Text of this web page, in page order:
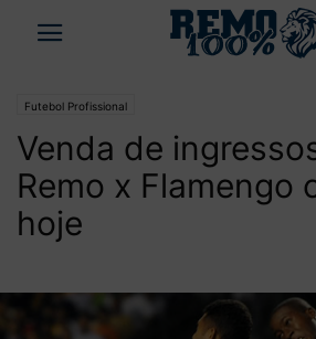
Futebol Profissional
Venda de
Remo x Flamengo
hoje